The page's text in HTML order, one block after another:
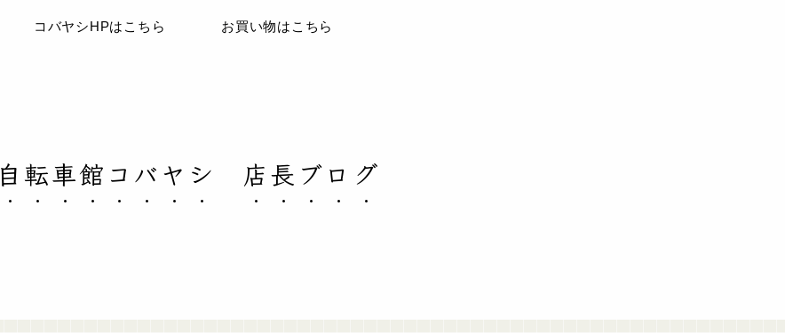
自転車館コバヤシ 店長ブログ
コバヤシHPはこちら お買い物はこちら